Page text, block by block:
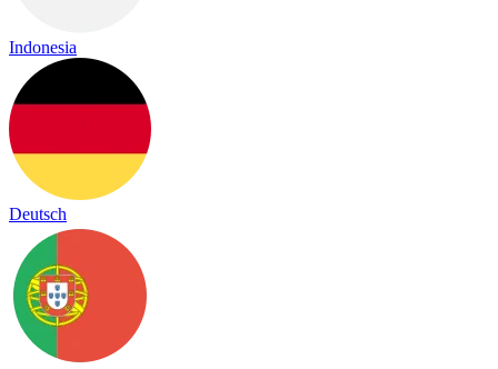
Indonesia
Deutsch